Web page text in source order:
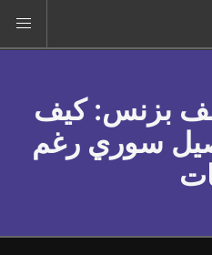
بزنس: كيف
سوري رغم